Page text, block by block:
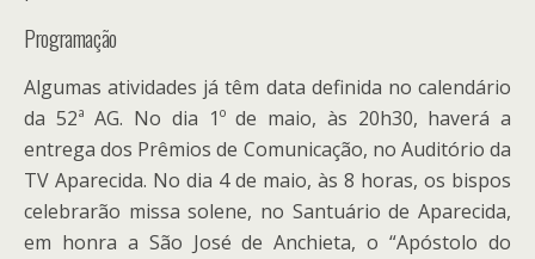
Programação
Algumas atividades já têm data definida no calendário
da 52ª AG. No dia 1º de maio, às 20h30, haverá a
entrega dos Prêmios de Comunicação, no Auditório da
TV Aparecida. No dia 4 de maio, às 8 horas, os bispos
celebrarão missa solene, no Santuário de Aparecida,
em honra a São José de Anchieta, o “Apóstolo do